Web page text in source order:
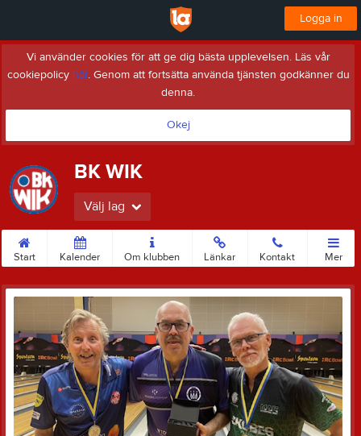
Logga in
Vi använder cookies för att ge dig bästa upplevelsen. Läs vår
cookiepolicy här. Genom att fortsätta använda tjänsten godkänner du
denna.
Okej
BK WIK
Välj lag
Start Kalender Om klubben Länkar Kontakt Mer